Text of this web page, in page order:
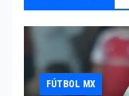
FÚTBOL MX